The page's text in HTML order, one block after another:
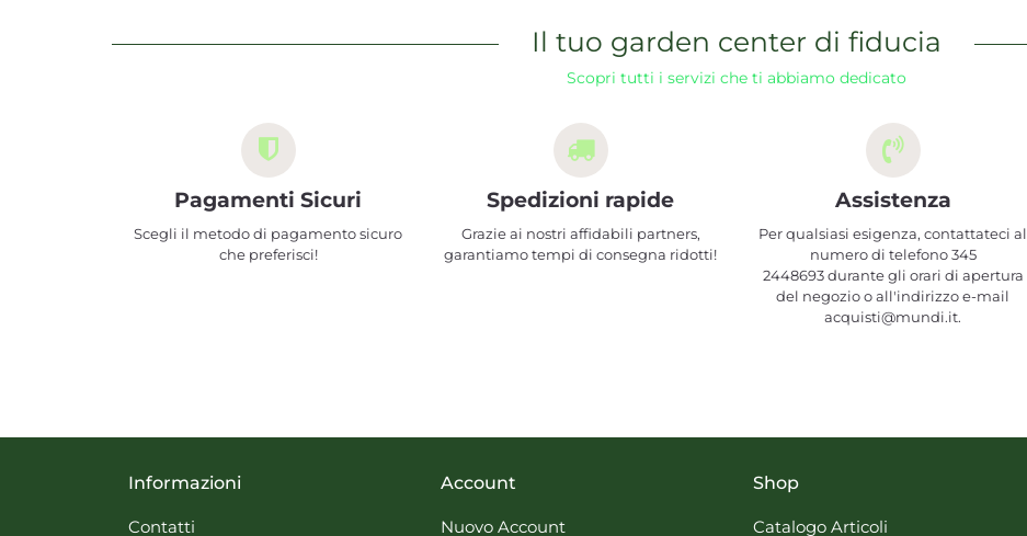
Il tuo garden center di fiducia
Scopri tutti i servizi che ti abbiamo dedicato
Pagamenti Sicuri
Scegli il metodo di pagamento sicuro
che preferisci!
Spedizioni rapide
Grazie ai nostri affidabili partners,
garantiamo tempi di consegna ridotti!
Assistenza
Per qualsiasi esigenza, contattateci al
numero di telefono 345
2448693 durante gli orari di apertura
del negozio o all'indirizzo e-mail
acquisti@mundi.it.
Informazioni
Contatti
Account
Nuovo Account
Shop
Catalogo Articoli